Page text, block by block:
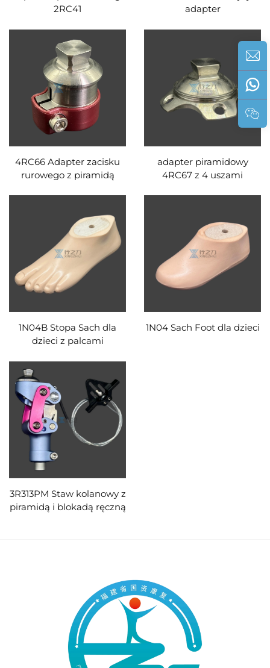
2RC41
adapter
4RC66 Adapter zacisku
rurowego z piramidą
adapter piramidowy
4RC67 z 4 uszami
1N04B Stopa Sach dla
dzieci z palcami
1N04 Sach Foot dla dzieci
3R313PM Staw kolanowy z
piramidą i blokadą ręczną